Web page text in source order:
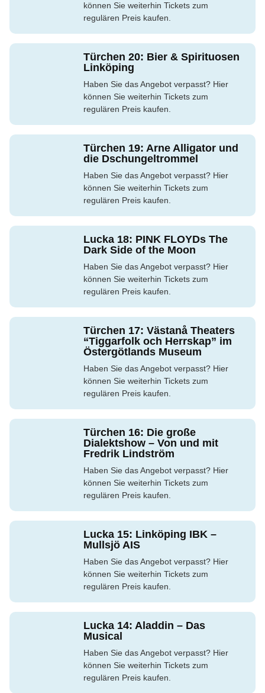
können Sie weiterhin Tickets zum
regulären Preis kaufen.
Türchen 20: Bier & Spirituosen
Linköping
Haben Sie das Angebot verpasst? Hier
können Sie weiterhin Tickets zum
regulären Preis kaufen.
Türchen 19: Arne Alligator und
die Dschungeltrommel
Haben Sie das Angebot verpasst? Hier
können Sie weiterhin Tickets zum
regulären Preis kaufen.
Lucka 18: PINK FLOYDs The
Dark Side of the Moon
Haben Sie das Angebot verpasst? Hier
können Sie weiterhin Tickets zum
regulären Preis kaufen.
Türchen 17: Västanå Theaters
“Tiggarfolk och Herrskap” im
Östergötlands Museum
Haben Sie das Angebot verpasst? Hier
können Sie weiterhin Tickets zum
regulären Preis kaufen.
Türchen 16: Die große
Dialektshow – Von und mit
Fredrik Lindström
Haben Sie das Angebot verpasst? Hier
können Sie weiterhin Tickets zum
regulären Preis kaufen.
Lucka 15: Linköping IBK –
Mullsjö AIS
Haben Sie das Angebot verpasst? Hier
können Sie weiterhin Tickets zum
regulären Preis kaufen.
Lucka 14: Aladdin – Das
Musical
Haben Sie das Angebot verpasst? Hier
können Sie weiterhin Tickets zum
regulären Preis kaufen.